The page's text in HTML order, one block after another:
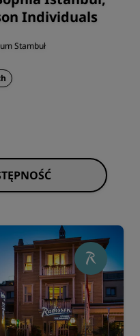
Individuals
Stambuł